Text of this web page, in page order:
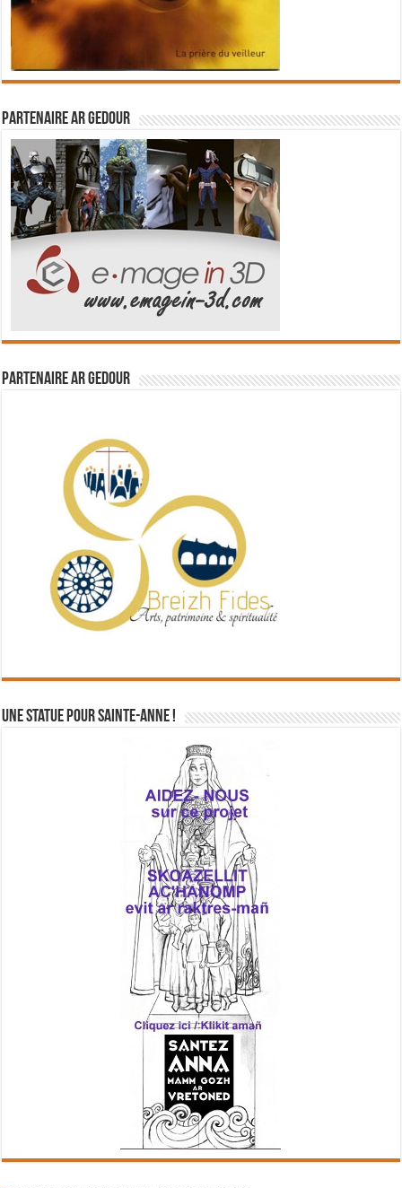
Partenaire Ar Gedour
Partenaire Ar Gedour
Une statue pour Sainte-Anne !